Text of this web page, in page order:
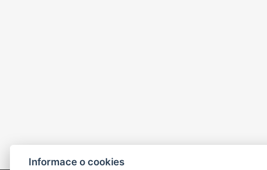
Informace o cookies